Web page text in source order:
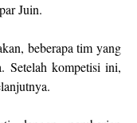
Juin.
beberapa tim yang
Setelah kompetisi ini,